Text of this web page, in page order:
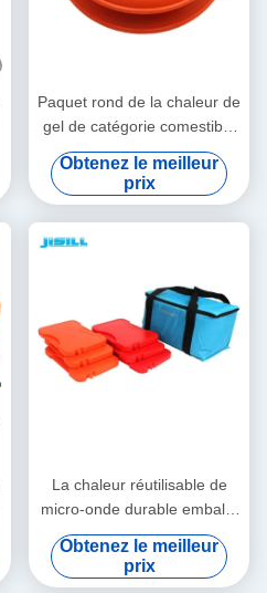
Paquet rond de la chaleur de
gel de catégorie comestible
réutilisable pour le chauffage
thermique de long temps de
sac de déjeuner
Obtenez le meilleur
prix
La chaleur réutilisable de
micro-onde durable emballe
la nourriture chaude
d'éléments en plastique durs
de la chaleur
Obtenez le meilleur
prix